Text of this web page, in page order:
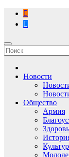
Перейти
содержимому
Новости
Общество
Армия